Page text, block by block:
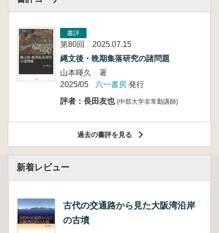
書評
第80回 2025.07.15
縄文後・晩期集落研究の諸問題
山本暉久 著
2025/05
六一書房 発行
評者：長田友也 (中部大学非常勤講師)
過去の書評を見る
新着レビュー
古代の交通路から見た大阪湾沿岸
の古墳